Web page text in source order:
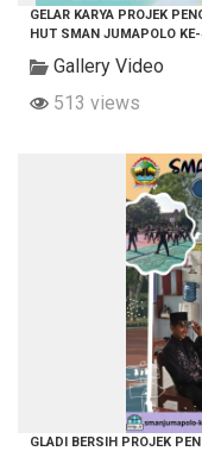
GELAR KARYA PROJEK
HUT SMAN JUMAPOLO
Gallery Video
513 views
GLADI BERSIH PROJEK